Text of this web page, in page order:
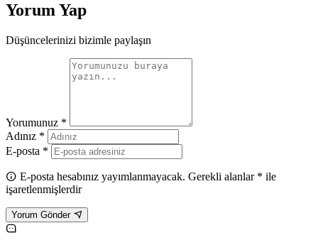
Yorum Yap
Düşüncelerinizi bizimle paylaşın
Yorumunuz *
Adınız *
E-posta *
E-posta hesabınız yayımlanmayacak. Gerekli alanlar * ile
işaretlenmişlerdir
Yorum Gönder